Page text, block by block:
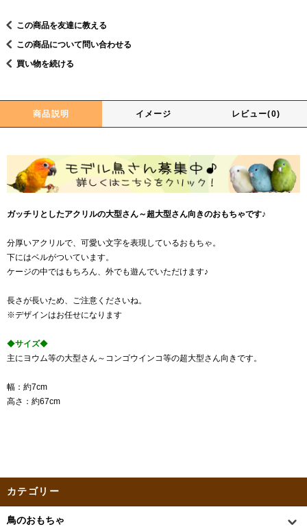
この商品を友達に教える
この商品について問い合わせる
買い物を続ける
商品説明 イメージ レビュー(0)
ガッチリとしたアクリルの大型さん～超大型さん向きのおもちゃです♪
分厚いアクリルで、可愛い文字を表現しているおもちゃ。
下にはベルがついています。
ケージの中ではもちろん、外でも遊んでいただけます♪
長さが長いため、ご注意くださいね。
※デザインはお任せになります
◆サイズ◆
主にヨウム等の大型さん～コンゴウインコ等の超大型さん向きです。
幅：約7cm
高さ：約67cm
カテゴリー
鳥のおもちゃ